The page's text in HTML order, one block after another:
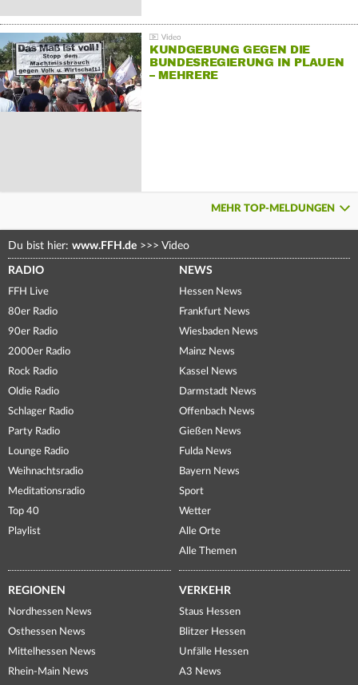
KUNDGEBUNG GEGEN DIE
BUNDESREGIERUNG IN PLAUEN
– MEHRERE
MEHR TOP-MELDUNGEN
Du bist hier: www.FFH.de >>> Video
RADIO
FFH Live
80er Radio
90er Radio
2000er Radio
Rock Radio
Oldie Radio
Schlager Radio
Party Radio
Lounge Radio
Weihnachtsradio
Meditationsradio
Top 40
Playlist
NEWS
Hessen News
Frankfurt News
Wiesbaden News
Mainz News
Kassel News
Darmstadt News
Offenbach News
Gießen News
Fulda News
Bayern News
Sport
Wetter
Alle Orte
Alle Themen
REGIONEN
Nordhessen News
Osthessen News
Mittelhessen News
Rhein-Main News
VERKEHR
Staus Hessen
Blitzer Hessen
Unfälle Hessen
A3 News